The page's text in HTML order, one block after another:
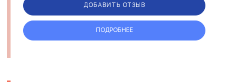
ДОБАВИТЬ ОТЗЫВ
ПОДРОБНЕЕ